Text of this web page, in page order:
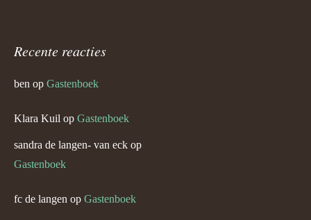
Recente reacties
ben op Gastenboek
Klara Kuil op Gastenboek
sandra de langen- van eck op
Gastenboek
fc de langen op Gastenboek